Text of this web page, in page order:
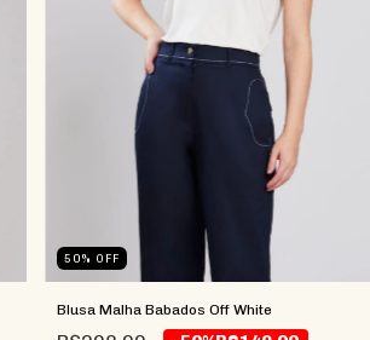
50% OFF
Blusa Malha Babados Off White